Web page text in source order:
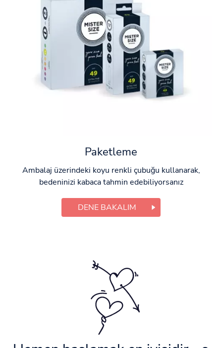
Paketleme
Ambalaj üzerindeki koyu renkli çubuğu kullanarak,
bedeninizi kabaca tahmin edebiliyorsanız
DENE BAKALIM